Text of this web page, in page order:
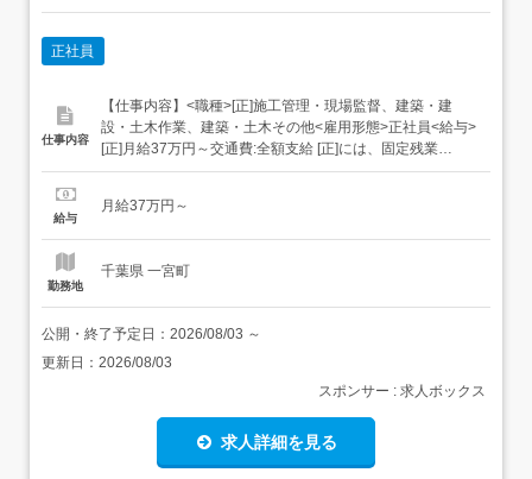
正社員
仕事内容
【仕事内容】<職種>[正]施工管理・現場監督、建築・建
設・土木作業、建築・土木その他<雇用形態>正社員<給与>
[正]月給37万円～交通費:全額支給 [正]には、固定残業
代:49,143円 20時間相当分が含まれます。 上記を超えて残
間:3ヶ月/正社員/月給37万円月給額に下記の一律手当含むエ
給与
月給37万円～
勤務地
千葉県 一宮町
公開・終了予定日： 2026/08/03 ～
更新日： 2026/08/03
スポンサー : 求人ボックス
求人詳細を見る